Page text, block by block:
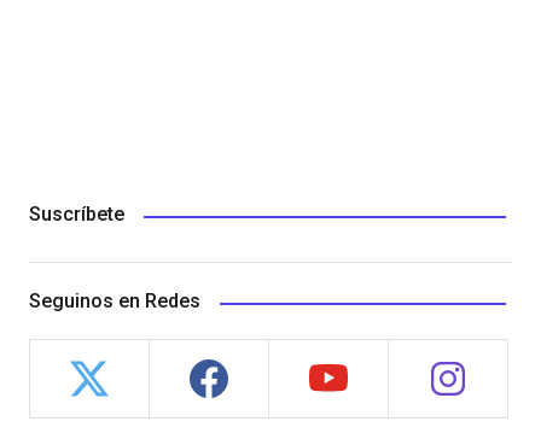
Suscríbete
Seguinos en Redes